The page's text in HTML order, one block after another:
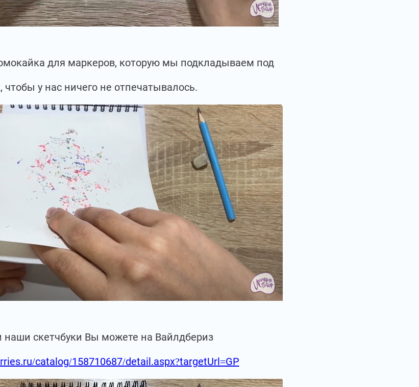
для маркеров, которую мы подкладываем под
чтобы у нас ничего не отпечатывалось.
наши скетчбуки Вы можете на Вайлдбериз
catalog/158710687/detail.aspx?targetUrl=GP